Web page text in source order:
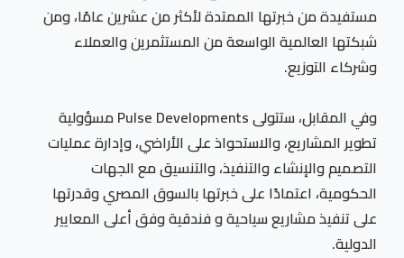
مستفيدة من خبرتها الممتدة لأكثر من عشرين عامًا، ومن
شبكتها العالمية الواسعة من المستثمرين والعملاء
وشركاء التوزيع.
وفي المقابل، ستتولى Pulse Developments مسؤولية
تطوير المشاريع، والاستحواذ على الأراضي، وإدارة عمليات
التصميم والإنشاء والتنفيذ، والتنسيق مع الجهات
الحكومية، اعتمادًا على خبرتها بالسوق المصري وقدرتها
على تنفيذ مشاريع سياحية و فندقية وفق أعلى المعايير
الدولية.